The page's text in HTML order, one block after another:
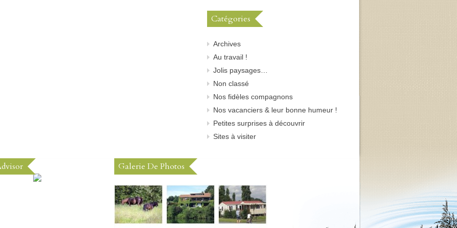
Catégories
Archives
Au travail !
Jolis paysages…
Non classé
Nos fidèles compagnons
Nos vacanciers & leur bonne humeur !
Petites surprises à découvrir
Sites à visiter
Galerie De Photos